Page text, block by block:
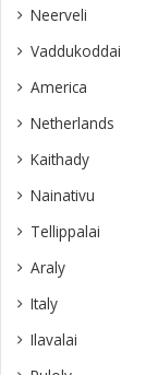
Neerveli
Vaddukoddai
America
Netherlands
Kaithady
Nainativu
Tellippalai
Araly
Italy
Ilavalai